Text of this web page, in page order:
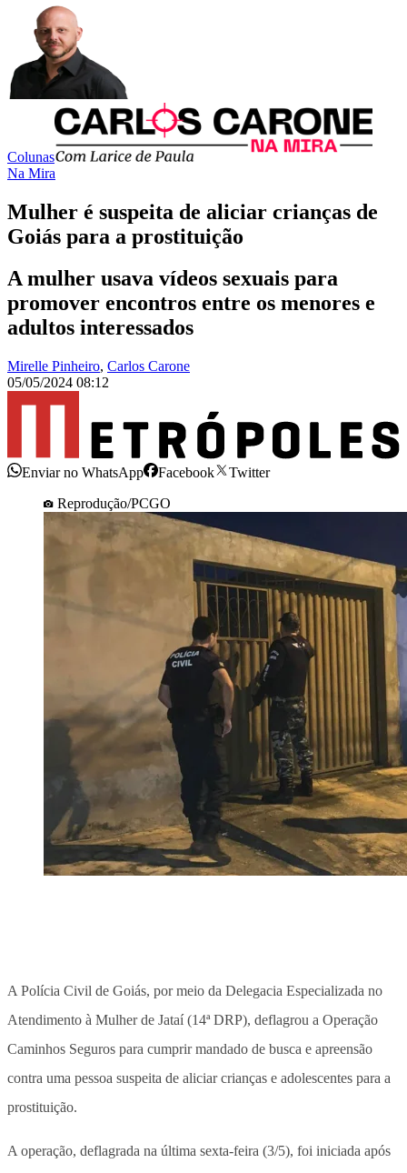
Colunas
Na Mira
Mulher é suspeita de aliciar crianças de
Goiás para a prostituição
A mulher usava vídeos sexuais para
promover encontros entre os menores e
adultos interessados
Mirelle Pinheiro, Carlos Carone
05/05/2024 08:12
Enviar no WhatsApp Facebook
Twitter
Reprodução/PCGO
A Polícia Civil de Goiás, por meio da Delegacia Especializada no
Atendimento à Mulher de Jataí (14ª DRP), deflagrou a Operação
Caminhos Seguros para cumprir mandado de busca e apreensão
contra uma pessoa suspeita de aliciar crianças e adolescentes para a
prostituição.
A operação, deflagrada na última sexta-feira (3/5), foi iniciada após